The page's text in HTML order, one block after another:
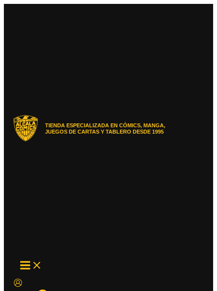
TIENDA ESPECIALIZADA EN CÓMICS, MANGA,
JUEGOS DE CARTAS Y TABLERO DESDE 1995
MAIN
MENU